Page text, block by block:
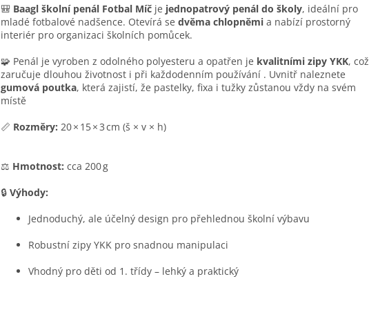
🎒 Baagl školní penál Fotbal Míč je jednopatrový penál do školy, ideální pro
mladé fotbalové nadšence. Otevírá se dvěma chlopněmi a nabízí prostorný
interiér pro organizaci školních pomůcek.
🧩 Penál je vyroben z odolného polyesteru a opatřen je kvalitními zipy YKK, což
zaručuje dlouhou životnost i při každodenním používání . Uvnitř naleznete
gumová poutka, která zajistí, že pastelky, fixa i tužky zůstanou vždy na svém
místě
📏 Rozměry: 20 × 15 × 3 cm (š × v × h)
⚖️ Hmotnost: cca 200 g
🔒 Výhody:
Jednoduchý, ale účelný design pro přehlednou školní výbavu
Robustní zipy YKK pro snadnou manipulaci
Vhodný pro děti od 1. třídy – lehký a praktický